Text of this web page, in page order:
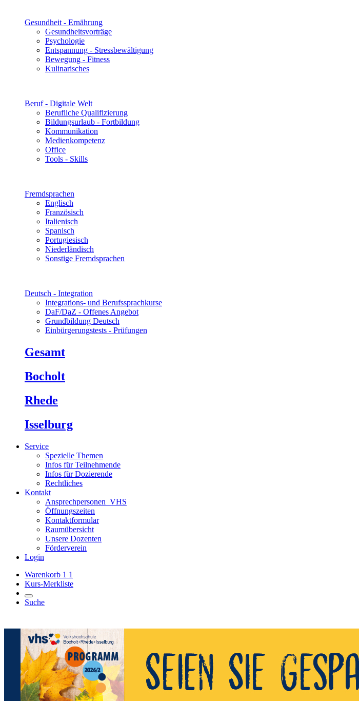
Gesundheit - Ernährung
Gesundheitsvorträge
Psychologie
Entspannung - Stressbewältigung
Bewegung - Fitness
Kulinarisches
Beruf - Digitale Welt
Berufliche Qualifizierung
Bildungsurlaub - Fortbildung
Kommunikation
Medienkompetenz
Office
Tools - Skills
Fremdsprachen
Englisch
Französisch
Italienisch
Spanisch
Portugiesisch
Niederländisch
Sonstige Fremdsprachen
Deutsch - Integration
Integrations- und Berufssprachkurse
DaF/DaZ - Offenes Angebot
Grundbildung Deutsch
Einbürgerungstests - Prüfungen
Gesamt
Bocholt
Rhede
Isselburg
Service
Spezielle Themen
Infos für Teilnehmende
Infos für Dozierende
Rechtliches
Kontakt
Ansprechpersonen_VHS
Öffnungszeiten
Kontaktformular
Raumübersicht
Unsere Dozenten
Förderverein
Login
Warenkorb 1 1
Kurs-Merkliste
Suche